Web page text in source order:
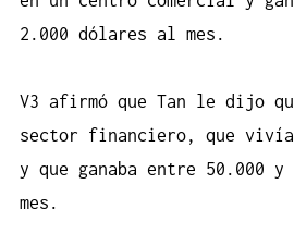
2.000 dólares al mes.
V3 afirmó que Tan le dijo
sector financiero, que vivía
y que ganaba entre 50.000 y
mes.